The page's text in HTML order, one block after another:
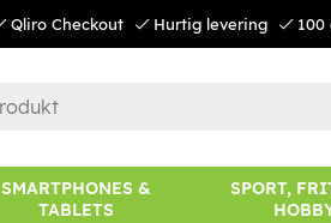
Qliro Checkout Hurtig levering 100
SMARTPHONES &
TABLETS
SPORT,